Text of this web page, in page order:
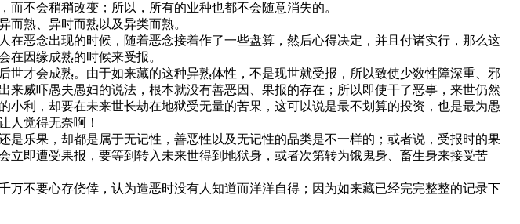
不会稍稍改变；所以，所有的业种也都不会随意消失的。
熟、异时而熟以及异类而熟。
恶念出现的时候，随着恶念接着作了一些盘算，然后心得决定，并且付诸实行，那么这
在因缘成熟的时候来受报。
才会成熟。由于如来藏的这种异熟体性，不是现世就受报，所以致使少数性障深重、邪
威吓愚夫愚妇的说法，根本就没有善恶因、果报的存在；所以即使干了恶事，来世仍然
利，却要在未来世长劫在地狱受无量的苦果，这可以说是最不划算的投资，也是最为愚
人觉得无奈啊！
乐果，却都是属于无记性，善恶性以及无记性的品类是不一样的；或者说，受报时的果
即遭受果报，要等到转入未来世得到地狱身，或者次第转为饿鬼身、畜生身来接受苦
不要心存侥倖，认为造恶时没有人知道而洋洋自得；因为如来藏已经完完整整的记录下